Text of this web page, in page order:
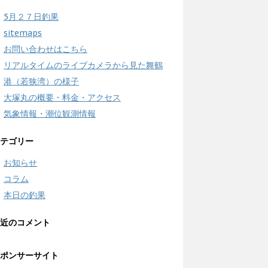
5月２７日釣果
sitemaps
お問い合わせはこちら
リアルタイムのライブカメラから見た舞鶴
港（若狭湾）の様子
大塚丸の概要・料金・アクセス
気象情報・潮位観測情報
ゴリー
お知らせ
コラム
本日の釣果
のコメント
ンサーサイト